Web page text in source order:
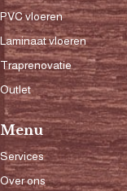
PVC vloeren
Laminaat vloeren
Traprenovatie
Outlet
Menu
Services
Over ons